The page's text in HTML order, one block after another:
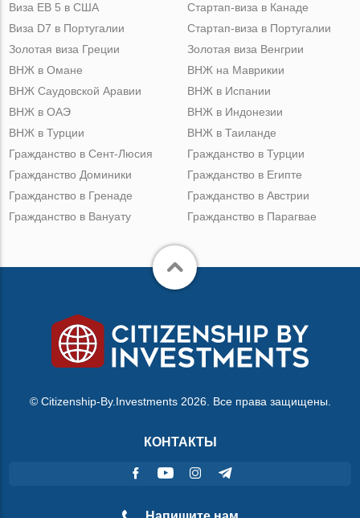
Виза ЕВ 5 в США
Виза D7 в Португалии
Золотая виза Греции
Стартап-виза в Канаде
Стартап-виза в Португалии
Золотая виза Венгрии
ВНЖ в Омане
ВНЖ Саудовской Аравии
ВНЖ в ОАЭ
ВНЖ в Турции
ВНЖ на Маврикии
ВНЖ в Испании
ВНЖ в Индонезии
ВНЖ в Таиланде
Гражданство в Сент-Люсия
Гражданство Доминики
Гражданство в Гренаде
Гражданство в Вануату
Гражданство в Турции
Гражданство в Египте
Гражданство в Австрии
Гражданство в Парагвае
© Citizenship-By.Investments 2026. Все права защищены.
КОНТАКТЫ